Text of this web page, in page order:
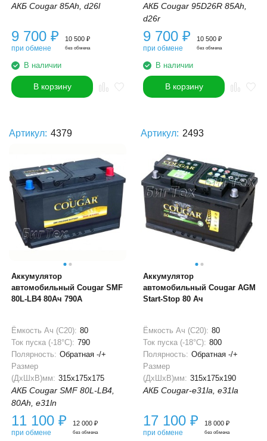
АКБ Cougar 85Ah, d26l
9 700 ₽
при обмене
10 500 ₽
без обмена
В наличии
В корзину
АКБ Cougar 95D26R 85Ah,
d26r
9 700 ₽
при обмене
10 500 ₽
без обмена
В наличии
В корзину
Артикул: 4379
Аккумулятор
автомобильный Cougar SMF
80L-LB4 80Ач 790А
Ёмкость Ач (С20): 80
Ток пуска (-18°С): 790
Полярность: Обратная -/+
Размер
(ДхШхВ)мм: 315x175x175
АКБ Cougar SMF 80L-LB4,
80Ah, e31ln
11 100 ₽
при обмене
12 000 ₽
без обмена
Артикул: 2493
Аккумулятор
автомобильный Cougar AGM
Start-Stop 80 Ач
Ёмкость Ач (С20): 80
Ток пуска (-18°С): 800
Полярность: Обратная -/+
Размер
(ДхШхВ)мм: 315x175x190
АКБ Cougar-e31la, e31la
17 100 ₽
при обмене
18 000 ₽
без обмена